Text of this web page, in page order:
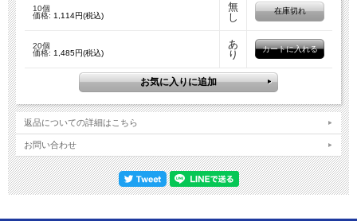
10個
価格: 1,114円(税込)
無
し
在庫切れ
20個
価格: 1,485円(税込)
あ
り
返品についての詳細はこちら
お問い合わせ